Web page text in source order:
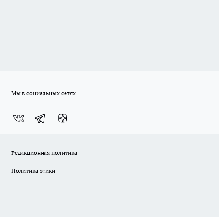
Мы в социальных сетях
Редакционная политика
Политика этики